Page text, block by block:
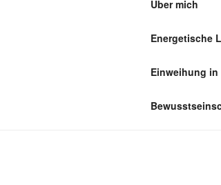
Über mich
Energetische
Einweihung in